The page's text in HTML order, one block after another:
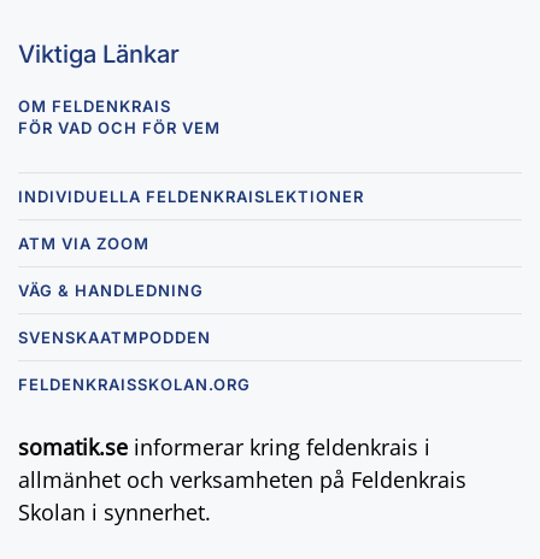
Viktiga Länkar
OM FELDENKRAIS
FÖR VAD OCH FÖR VEM
INDIVIDUELLA FELDENKRAISLEKTIONER
ATM VIA ZOOM
VÄG & HANDLEDNING
SVENSKAATMPODDEN
FELDENKRAISSKOLAN.ORG
somatik.se informerar kring feldenkrais i
allmänhet och verksamheten på Feldenkrais
Skolan i synnerhet.